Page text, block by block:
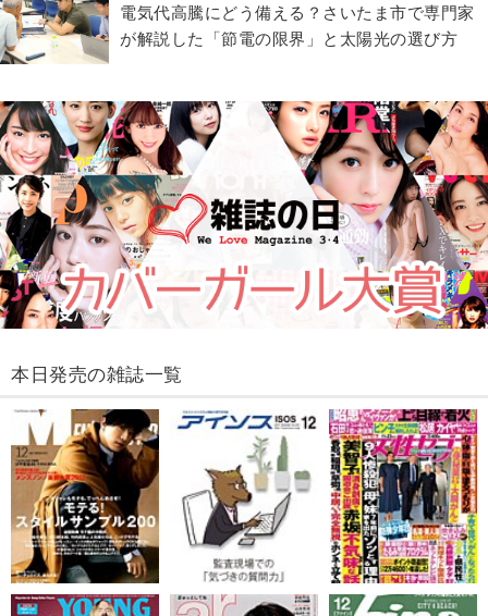
電気代高騰にどう備える？さいたま市で専門家
が解説した「節電の限界」と太陽光の選び方
本日発売の雑誌一覧